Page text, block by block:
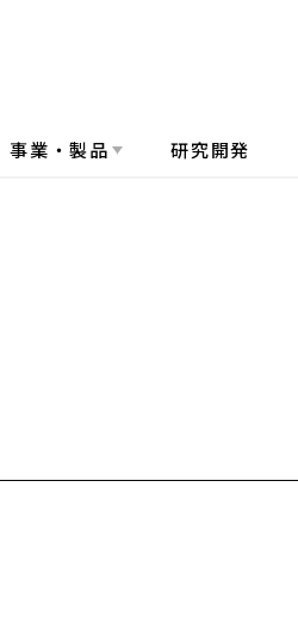
事業・製品 研究開発